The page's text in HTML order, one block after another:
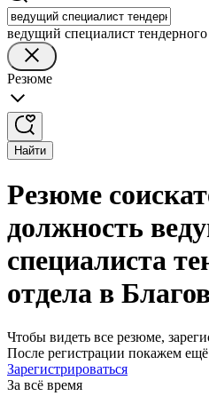
ведущий специалист тендерного
Резюме
Найти
Резюме
должность
специалиста
отдела в
Чтобы видеть все резюме,
После регистрации покажем
Зарегистрироваться
За всё время